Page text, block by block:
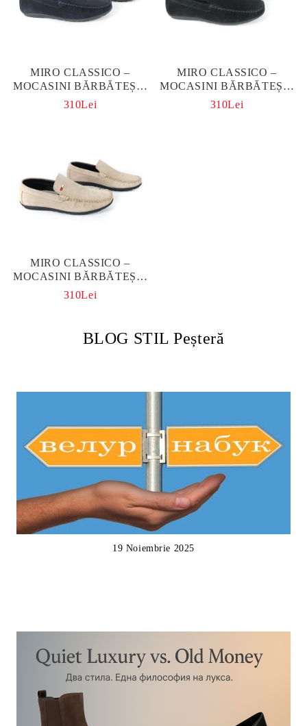
MIRO CLASSICO –
MOCASINI BĂRBĂTEȘTI
DIN PIELE NATURALĂ
310Lei
MIRO CLASSICO –
MOCASINI BĂRBĂTEȘTI
DIN PIELE NATURALĂ
310Lei
MIRO CLASSICO –
MOCASINI BĂRBĂTEȘTI
DIN PIELE NATURALĂ
310Lei
BLOG STIL Peșteră
19 Noiembrie 2025